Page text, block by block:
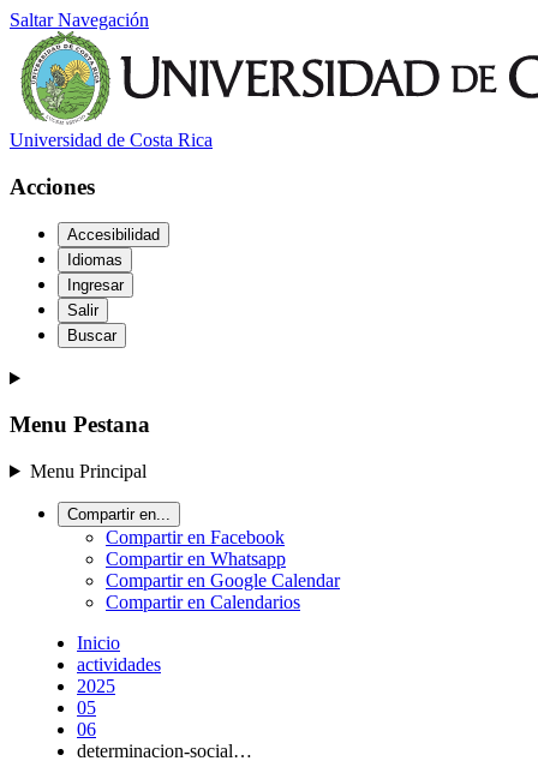
Saltar Navegación
Universidad de Costa Rica
Acciones
Accesibilidad
Idiomas
Ingresar
Salir
Buscar
Menu Pestana
Menu Principal
Compartir en...
Compartir en Facebook
Compartir en Whatsapp
Compartir en Google Calendar
Compartir en Calendarios
Inicio
actividades
2025
05
06
determinacion-social…